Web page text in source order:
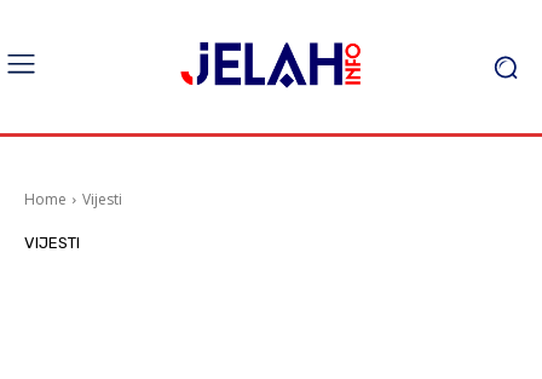
Home Vijesti
VIJESTI